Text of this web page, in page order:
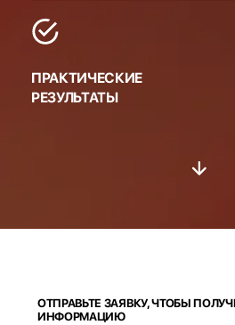
ПРАКТИЧЕСКИЕ
РЕЗУЛЬТАТЫ
ОТПРАВЬТЕ ЗАЯВКУ, ЧТОБЫ
ИНФОРМАЦИЮ